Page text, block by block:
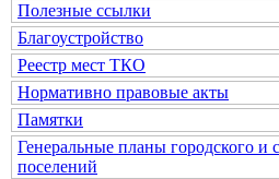
Полезные ссылки
Благоустройство
Реестр мест ТКО
Нормативно правовые акты
Памятки
Генеральные планы городского и
поселений